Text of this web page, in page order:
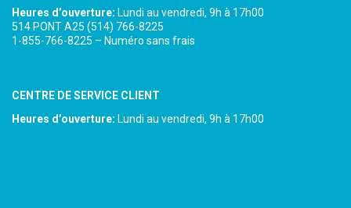
Heures d’ouverture: Lundi au vendredi, 9h à 17h00
514 PONT A25 (514) 766-8225
1-855-766-8225 – Numéro sans frais
CENTRE DE SERVICE CLIENT
Heures d’ouverture: Lundi au vendredi, 9h à 17h00